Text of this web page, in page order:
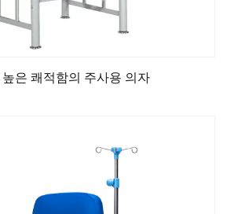
은 쾌적함의 주사용 의자